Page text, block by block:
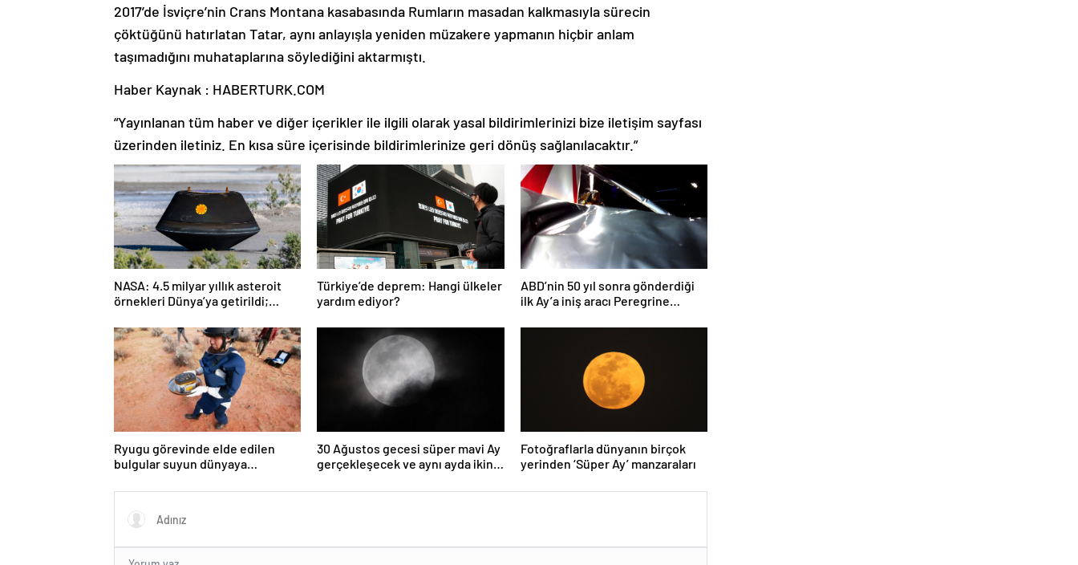
2017’de İsviçre’nin Crans Montana kasabasında Rumların masadan kalkmasıyla sürecin
çöktüğünü hatırlatan Tatar, aynı anlayışla yeniden müzakere yapmanın hiçbir anlam
taşımadığını muhataplarına söylediğini aktarmıştı.
Haber Kaynak : HABERTURK.COM
“Yayınlanan tüm haber ve diğer içerikler ile ilgili olarak yasal bildirimlerinizi bize iletişim sayfası
üzerinden iletiniz. En kısa süre içerisinde bildirimlerinize geri dönüş sağlanılacaktır.”
NASA: 4.5 milyar yıllık asteroit
örnekleri Dünya’ya getirildi;
tutabilir
Türkiye’de deprem: Hangi ülkeler
yardım ediyor?
ABD’nin 50 yıl sonra gönderdiği
ilk Ay’a iniş aracı Peregrine
düştü
Ryugu görevinde elde edilen
bulgular suyun dünyaya
olabileceğini gösteriyor
30 Ağustos gecesi süper mavi Ay
gerçekleşecek ve aynı ayda ikinci
Fotoğraflarla dünyanın birçok
yerinden ‘Süper Ay’ manzaraları